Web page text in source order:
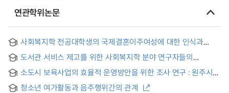
연관학위논문
사회복지학 전공대학생의 국제결혼이주여성에 대한 인식과
태도에 관한 연구 = A Study on Social Work Undergraduate
Student's Recognition and Attitude toward International
Marriage Immigrant Women
도서관 서비스 제고를 위한 사회복지학 분야 연구자들의
정보행태 연구
소도시 보육사업의 효율적 운영방안을 위한 조사 연구 : 원주시
소재 보육시설 욕구 조사를 중심으로
청소년 여가활동과 음주행위간의 관계